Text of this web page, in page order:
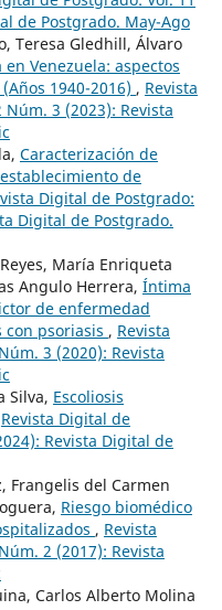
de Postgrado. May-Ago
Teresa Gledhill, Álvaro
Venezuela: aspectos
1940-2016) , Revista
3 (2023): Revista
Caracterización de
de
Digital de Postgrado:
Digital de Postgrado.
María Enriqueta
Angulo Herrera, Íntima
de enfermedad
psoriasis , Revista
3 (2020): Revista
Silva, Escoliosis
Revista Digital de
Revista Digital de
Frangelis del Carmen
Riesgo biomédico
, Revista
2 (2017): Revista
Carlos Alberto Molina